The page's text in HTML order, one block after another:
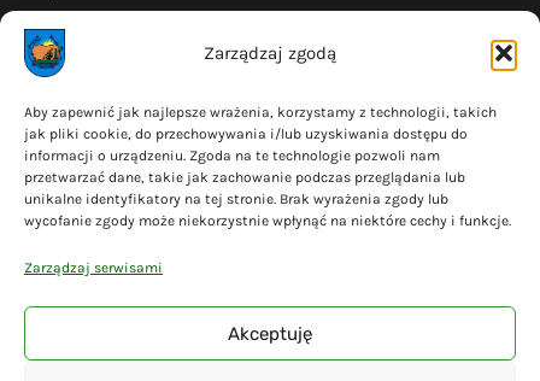
Zarządzaj zgodą
Aby zapewnić jak najlepsze wrażenia, korzystamy z technologii, takich
jak pliki cookie, do przechowywania i/lub uzyskiwania dostępu do
informacji o urządzeniu. Zgoda na te technologie pozwoli nam
przetwarzać dane, takie jak zachowanie podczas przeglądania lub
unikalne identyfikatory na tej stronie. Brak wyrażenia zgody lub
wycofanie zgody może niekorzystnie wpłynąć na niektóre cechy i funkcje.
Zarządzaj serwisami
Akceptuję
Na skróty
Polityka prywatności
Polityka plików cookies (EU)
Deklaracja dostępności
Mapa serwisu